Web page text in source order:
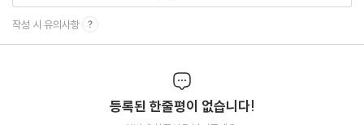
작성 시 유의사항
등록된 한줄평이 없습니다!